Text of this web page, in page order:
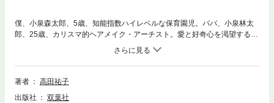
僕、小泉森太郎、5歳、知能指数ハイレベルな保育園児。パパ、小泉林太
郎、25歳、カリスマ的ヘアメイク・アーチスト。愛と好奇心を渇望する天
才児とクールだけど愛に突っ走れないパパ。そんな親子が繰り広げる可愛
くて、おかしくて、そしてちょっぴり切ないハートフルコメディ！
著者
高田祐子
出版社
双葉社